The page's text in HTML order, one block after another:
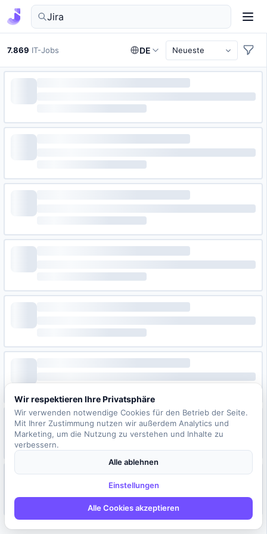
IT-Jobs in Deutschland finden
7.869 IT-Jobs DE
Wir respektieren Ihre Privatsphäre
Wir verwenden notwendige Cookies für den Betrieb der Seite.
Mit Ihrer Zustimmung nutzen wir außerdem Analytics und
Marketing, um die Nutzung zu verstehen und Inhalte zu
verbessern.
Alle ablehnen
Einstellungen
Alle Cookies akzeptieren